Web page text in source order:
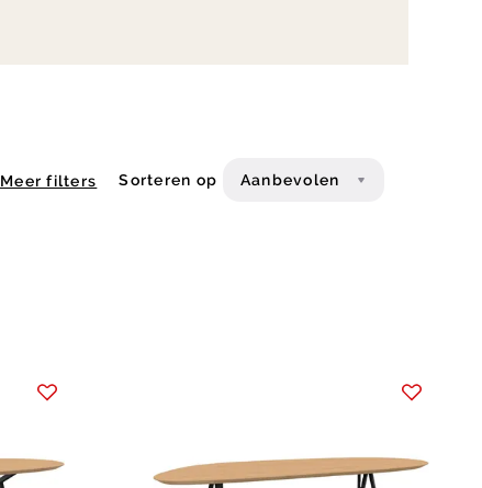
Meer filters Sorteren op Aanbevolen